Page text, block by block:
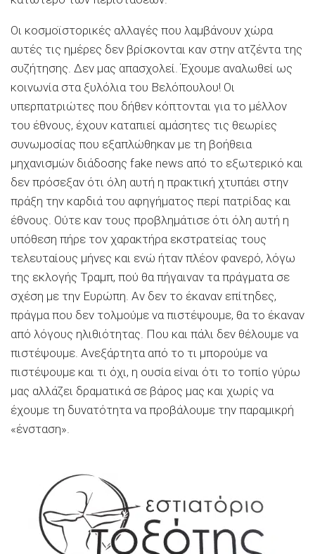
Οι κοσμοϊστορικές αλλαγές που λαμβάνουν χώρα
αυτές τις ημέρες δεν βρίσκονται καν στην ατζέντα της
συζήτησης. Δεν μας απασχολεί. Έχουμε αναλωθεί ως
κοινωνία στα ξυλόλια του Βελόπουλου! Οι
υπερπατριώτες που δήθεν κόπτονται για το μέλλον
του έθνους, έχουν καταπιεί αμάσητες τις θεωρίες
συνωμοσίας που εξαπλώθηκαν με τη βοήθεια
μηχανισμών διάδοσης fake news από το εξωτερικό και
δεν πρόσεξαν ότι όλη αυτή η πρακτική χτυπάει στην
πράξη την καρδιά του αφηγήματος περί πατρίδας και
έθνους. Ούτε καν τους προβλημάτισε ότι όλη αυτή η
υπόθεση πήρε τον χαρακτήρα εκστρατείας τους
τελευταίους μήνες και ενώ ήταν πλέον φανερό, λόγω
της εκλογής Τραμπ, πού θα πήγαιναν τα πράγματα σε
σχέση με την Ευρώπη. Αν δεν το έκαναν επίτηδες,
πράγμα που δεν τολμούμε να πιστέψουμε, θα το έκαναν
από λόγους ηλιθιότητας. Που και πάλι δεν θέλουμε να
πιστέψουμε. Ανεξάρτητα από το τι μπορούμε να
πιστέψουμε και τι όχι, η ουσία είναι ότι το τοπίο γύρω
μας αλλάζει δραματικά σε βάρος μας και χωρίς να
έχουμε τη δυνατότητα να προβάλουμε την παραμικρή
«ένσταση».